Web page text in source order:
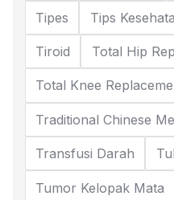
Tipes Tips
Tiroid Total Hip
Total Knee
Traditional Chinese
Transfusi Darah
Tumor Kelopak Mata